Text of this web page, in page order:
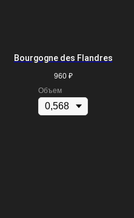
Bourgogne des Flandres
960 ₽
Объем